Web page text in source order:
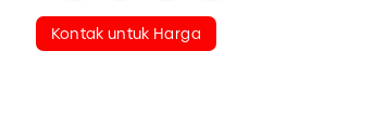
Kontak untuk Harga